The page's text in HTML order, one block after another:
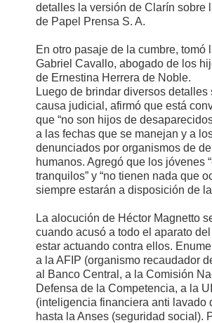
detalles la versión de Clarín sobre
de Papel Prensa S. A.
En otro pasaje de la cumbre, tomó
Gabriel Cavallo, abogado de los
de Ernestina Herrera de Noble.
Luego de brindar diversos detalles
causa judicial, afirmó que está
que “no son hijos de
a las fechas que se manejan y a
denunciados por organismos de
humanos. Agregó que los jóvenes
tranquilos” y “no tienen nada que
siempre estarán a disposición de
La alocución de Héctor Magnetto
cuando acusó a todo el aparato
estar actuando contra ellos.
a la AFIP (organismo recaudador
al Banco Central, a la Comisión
Defensa de la Competencia, a la
(inteligencia financiera anti lavado
hasta la Anses (seguridad social).